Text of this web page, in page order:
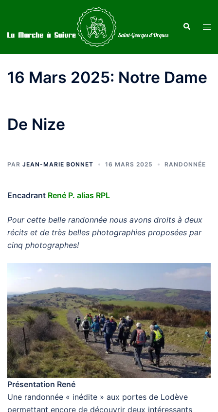
contenu
16 Mars 2025: Notre Dame
De Nize
PAR JEAN-MARIE BONNET 16 MARS 2025 RANDONNÉE
Encadrant René P. alias RPL
Pour cette belle randonnée nous avons droits à deux
récits et de très belles photographies proposées par
cinq photographes!
Présentation René
Une randonnée « inédite » aux portes de Lodève
permettant encore de découvrir deux intéressants